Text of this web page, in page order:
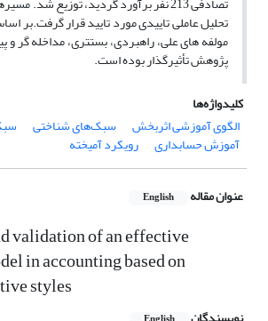
تحلیل عاملی تاییدی مورد تایید قرار گرفت.بر
مولفه های علی، راهبردی، بستتری، مداخله گر و
پژوهش تأثیرگذار بوده است.
کلیدواژه‌ها
الگوی آموزشی اثربخش
سبک‌های شناختی
آموزش حسابداری رویکرد آمیخته
عنوان مقاله English
validation of an effective
in accounting based on
styles